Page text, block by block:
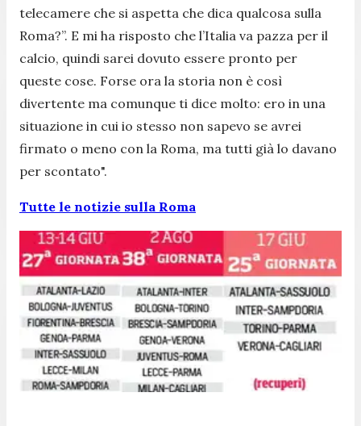
telecamere che si aspetta che dica qualcosa sulla
Roma?”. E mi ha risposto che l’Italia va pazza per il
calcio, quindi sarei dovuto essere pronto per
queste cose. Forse ora la storia non è così
divertente ma comunque ti dice molto: ero in una
situazione in cui io stesso non sapevo se avrei
firmato o meno con la Roma, ma tutti già lo davano
per scontato".
Tutte le notizie sulla Roma